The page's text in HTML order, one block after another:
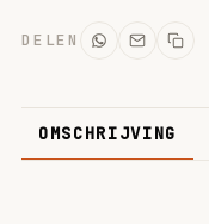
DELEN
OMSCHRIJVING